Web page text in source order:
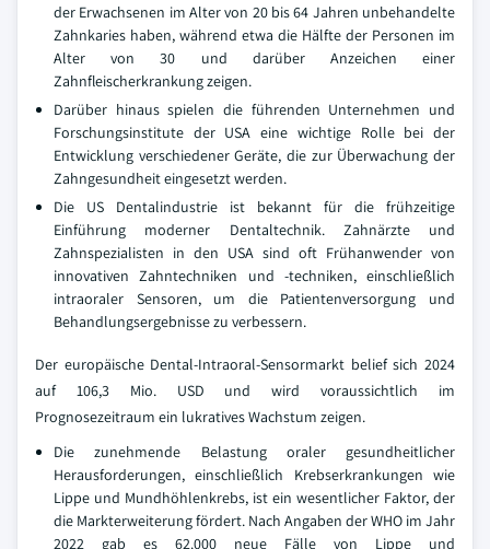
der Erwachsenen im Alter von 20 bis 64 Jahren unbehandelte
Zahnkaries haben, während etwa die Hälfte der Personen im
Alter von 30 und darüber Anzeichen einer
Zahnfleischerkrankung zeigen.
Darüber hinaus spielen die führenden Unternehmen und
Forschungsinstitute der USA eine wichtige Rolle bei der
Entwicklung verschiedener Geräte, die zur Überwachung der
Zahngesundheit eingesetzt werden.
Die US Dentalindustrie ist bekannt für die frühzeitige
Einführung moderner Dentaltechnik. Zahnärzte und
Zahnspezialisten in den USA sind oft Frühanwender von
innovativen Zahntechniken und -techniken, einschließlich
intraoraler Sensoren, um die Patientenversorgung und
Behandlungsergebnisse zu verbessern.
Der europäische Dental-Intraoral-Sensormarkt belief sich 2024
auf 106,3 Mio. USD und wird voraussichtlich im
Prognosezeitraum ein lukratives Wachstum zeigen.
Die zunehmende Belastung oraler gesundheitlicher
Herausforderungen, einschließlich Krebserkrankungen wie
Lippe und Mundhöhlenkrebs, ist ein wesentlicher Faktor, der
die Markterweiterung fördert. Nach Angaben der WHO im Jahr
2022 gab es 62.000 neue Fälle von Lippe und